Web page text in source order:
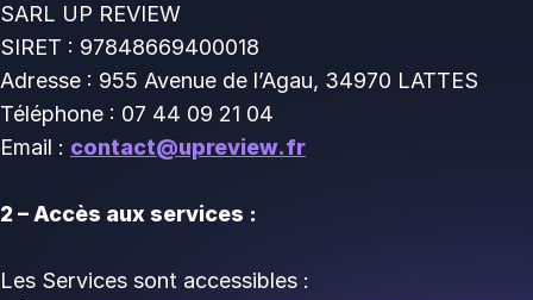
SARL UP REVIEW
SIRET : 97848669400018
Adresse : 955 Avenue de l’Agau, 34970 LATTES
Téléphone : 07 44 09 21 04
Email : contact@upreview.fr
2 – Accès aux services :
Les Services sont accessibles :